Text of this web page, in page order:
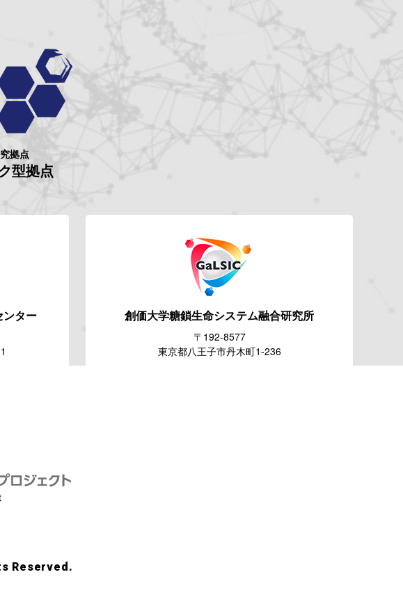
拠点
型拠点
ンター 創価大学糖鎖生命システム融合研究所
〒192-8577
東京都八王子市丹木町1-236
Reserved.